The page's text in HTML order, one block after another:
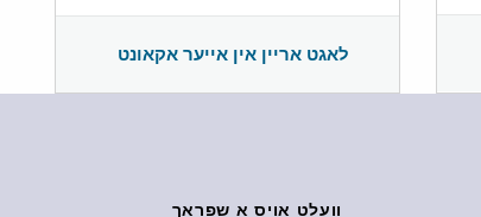
לאגט אריין אין אייער אקאונט
וועלט אויס א שפראך